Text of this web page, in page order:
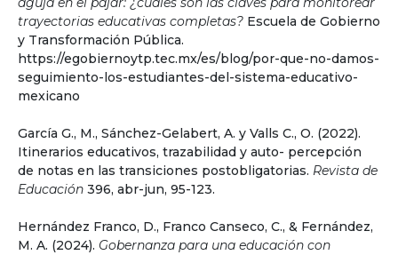
trayectorias educativas completas? Escuela de Gobierno
y Transformación Pública.
https://egobiernoytp.tec.mx/es/blog/por-que-no-damos-
seguimiento-los-estudiantes-del-sistema-educativo-
mexicano
García G., M., Sánchez-Gelabert, A. y Valls C., O. (2022).
Itinerarios educativos, trazabilidad y auto- percepción
de notas en las transiciones postobligatorias. Revista de
Educación 396, abr-jun, 95-123.
Hernández Franco, D., Franco Canseco, C., & Fernández,
M. A. (2024). Gobernanza para una educación con